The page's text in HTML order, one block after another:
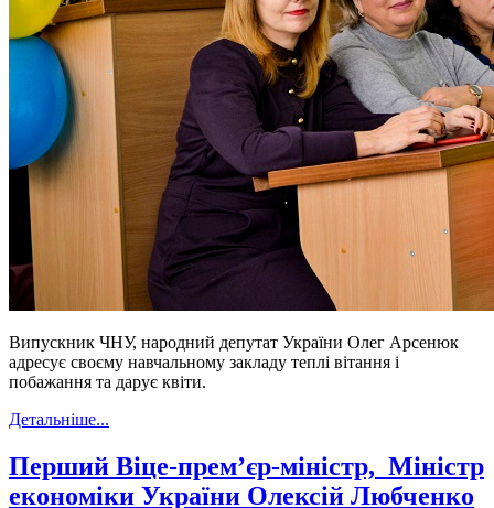
Випускник ЧНУ, народний депутат України Олег Арсенюк
адресує своєму навчальному закладу теплі вітання і
побажання та дарує квіти.
Детальніше...
Перший Віце-прем’єр-міністр, Міністр
економіки України Олексій Любченко